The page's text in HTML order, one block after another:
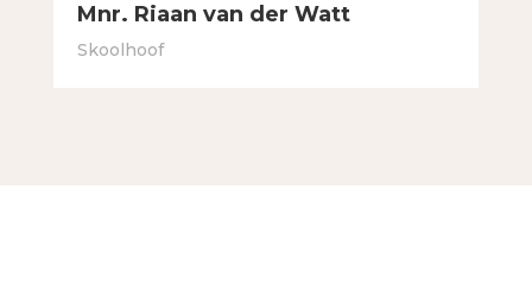
Mnr. Riaan van der Watt
Skoolhoof